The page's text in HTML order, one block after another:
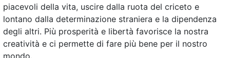
piacevoli della vita, uscire dalla ruota del criceto e
lontano dalla determinazione straniera e la dipendenza
degli altri. Più prosperità e libertà favorisce la nostra
creatività e ci permette di fare più bene per il nostro
mondo.